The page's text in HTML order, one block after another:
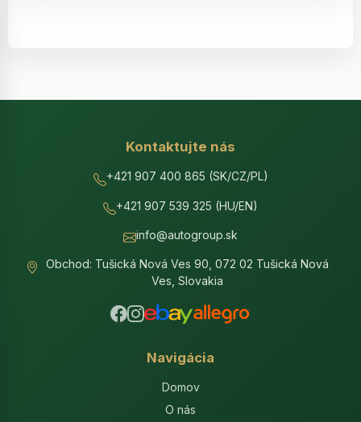
Kontaktujte nás
+421 907 400 865 (SK/CZ/PL)
+421 907 539 325 (HU/EN)
info@autogroup.sk
Obchod: Tušická Nová Ves 90, 072 02 Tušická Nová
Ves, Slovakia
Navigácia
Domov
O nás